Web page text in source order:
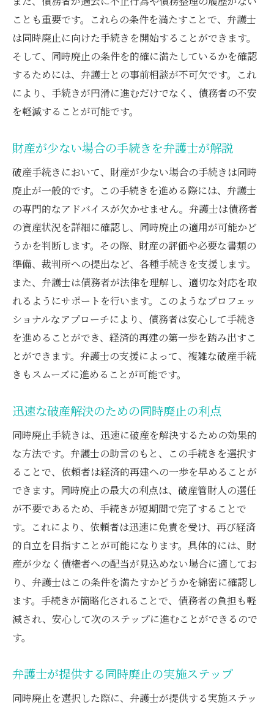
ことも重要です。これらの条件を満たすことで、弁護士
は同時廃止に向けた手続きを開始することができます。
そして、同時廃止の条件を的確に満たしているかを確認
するためには、弁護士との事前相談が不可欠です。これ
により、手続きが円滑に進むだけでなく、債務者の不安
を軽減することが可能です。
財産が少ない場合の手続きを弁護士が解説
破産手続きにおいて、財産が少ない場合の手続きは同時
廃止が一般的です。この手続きを進める際には、弁護士
の専門的なアドバイスが欠かせません。弁護士は債務者
の資産状況を詳細に確認し、同時廃止の適用が可能かど
うかを判断します。その際、財産の評価や必要な書類の
準備、裁判所への提出など、各種手続きを支援します。
また、弁護士は債務者が法律を理解し、適切な対応を取
れるようにサポートを行います。このようなプロフェッ
ショナルなアプローチにより、債務者は安心して手続き
を進めることができ、経済的再建の第一歩を踏み出すこ
とができます。弁護士の支援によって、複雑な破産手続
きもスムーズに進めることが可能です。
迅速な破産解決のための同時廃止の利点
同時廃止手続きは、迅速に破産を解決するための効果的
な方法です。弁護士の助言のもと、この手続きを選択す
ることで、依頼者は経済的再建への一歩を早めることが
できます。同時廃止の最大の利点は、破産管財人の選任
が不要であるため、手続きが短期間で完了することで
す。これにより、依頼者は迅速に免責を受け、再び経済
的自立を目指すことが可能になります。具体的には、財
産が少なく債権者への配当が見込めない場合に適してお
り、弁護士はこの条件を満たすかどうかを綿密に確認し
ます。手続きが簡略化されることで、債務者の負担も軽
減され、安心して次のステップに進むことができるので
す。
弁護士が提供する同時廃止の実施ステップ
同時廃止を選択した際に、弁護士が提供する実施ステッ